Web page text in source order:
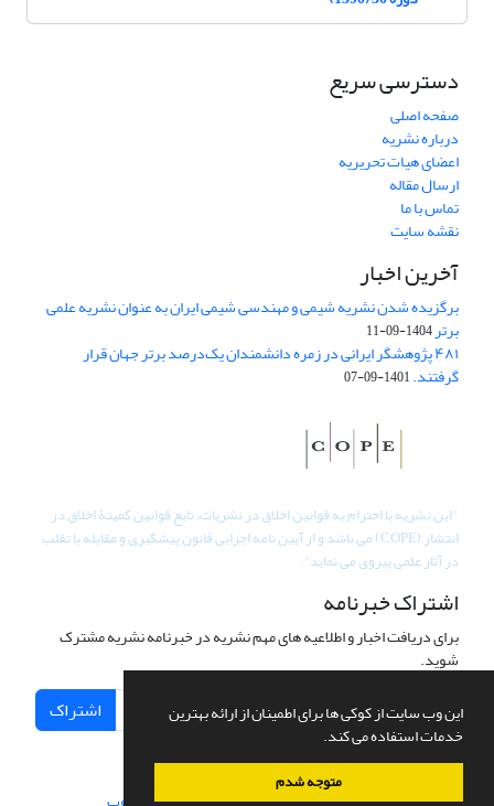
این وب سایت از کوکی ها برای اطمینان از ارائه بهترین
خدمات استفاده می کند.
متوجه شدم
دسترسی سریع
صفحه اصلی
درباره نشریه
اعضای هیات تحریریه
ارسال مقاله
تماس با ما
نقشه سایت
آخرین اخبار
برگزیده شدن نشریه شیمی و مهندسی شیمی ایران به عنوان نشریه علمی
برتر1404-09-11
۴۸۱ پژوهشگر ایرانی در زمره دانشمندان یک‌درصد برتر جهان قرار
گرفتند.1401-09-07
"این نشریه با احترام به قوانین اخلاق در نشریات، تابع قوانین کمیتۀ اخلاق در
انتشار (COPE) می باشد و از آیین نامه اجرایی قانون پیشگیری و مقابله با تقلب
در آثار علمی پیروی می نماید".
اشتراک خبرنامه
برای دریافت اخبار و اطلاعیه های مهم نشریه در خبرنامه نشریه مشترک
شوید.
اشتراک